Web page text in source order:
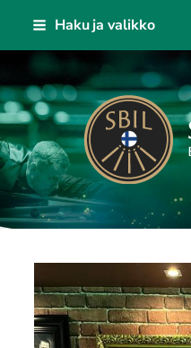
Siirry
sisältöön
Haku ja valikko